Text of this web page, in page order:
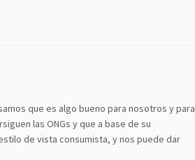
que es algo bueno para nosotros y para
las ONGs y que a base de su
de vista consumista, y nos puede dar